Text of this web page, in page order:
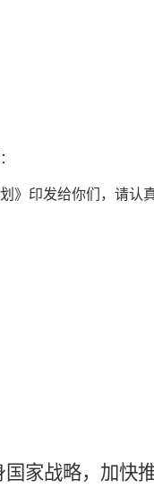
》印发给你们，请认
家战略，加快